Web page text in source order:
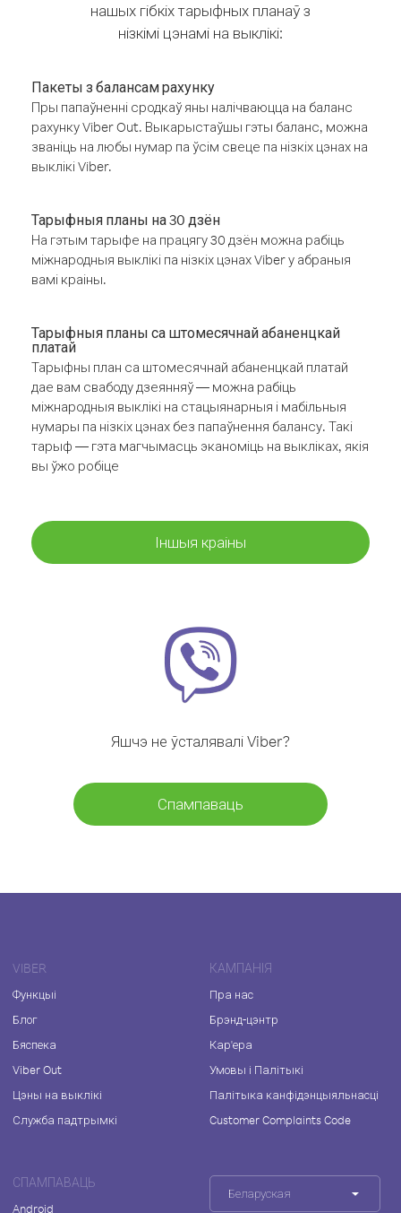
нашых гібкіх тарыфных планаў з
нізкімі цэнамі на выклікі:
Пакеты з балансам рахунку
Пры папаўненні сродкаў яны налічваюцца на баланс
рахунку Viber Out. Выкарыстаўшы гэты баланс, можна
званіць на любы нумар па ўсім свеце па нізкіх цэнах на
выклікі Viber.
Тарыфныя планы на 30 дзён
На гэтым тарыфе на працягу 30 дзён можна рабіць
міжнародныя выклікі па нізкіх цэнах Viber у абраныя
вамі краіны.
Тарыфныя планы са штомесячнай абаненцкай
платай
Тарыфны план са штомесячнай абаненцкай платай
дае вам свабоду дзеянняў — можна рабіць
міжнародныя выклікі на стацыянарныя і мабільныя
нумары па нізкіх цэнах без папаўнення балансу. Такі
тарыф — гэта магчымасць эканоміць на выкліках, якія
вы ўжо робіце
Іншыя краіны
Яшчэ не ўсталявалі Viber?
Спампаваць
VIBER
Функцыі
Блог
Бяспека
Viber Out
Цэны на выклікі
Служба падтрымкі
КАМПАНІЯ
Пра нас
Брэнд-цэнтр
Кар'ера
Умовы і Палітыкі
Палітыка канфідэнцыяльнасці
Customer Complaints Code
СПАМПАВАЦЬ
Android
Беларуская